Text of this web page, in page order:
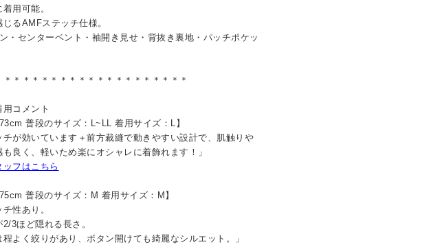
用可能。
じるAMFステッチ仕様。
・センターベント・袖開き見せ・背抜き裏地・パッチポケッ
＊＊＊＊＊＊＊＊＊＊＊＊＊＊＊＊＊＊＊＊
コメント
普段のサイズ：L~LL 着用サイズ：L】
チが効いています＋前方裁縫で動きやすい設計で、肌触りや
も良く、軽いため楽にオシャレに着飾れます！」
フはこちら
普段のサイズ：M 着用サイズ：M】
チ性あり。
3ほど隠れる長さ。
よく絞りがあり、ボタン開けても綺麗なシルエット。」